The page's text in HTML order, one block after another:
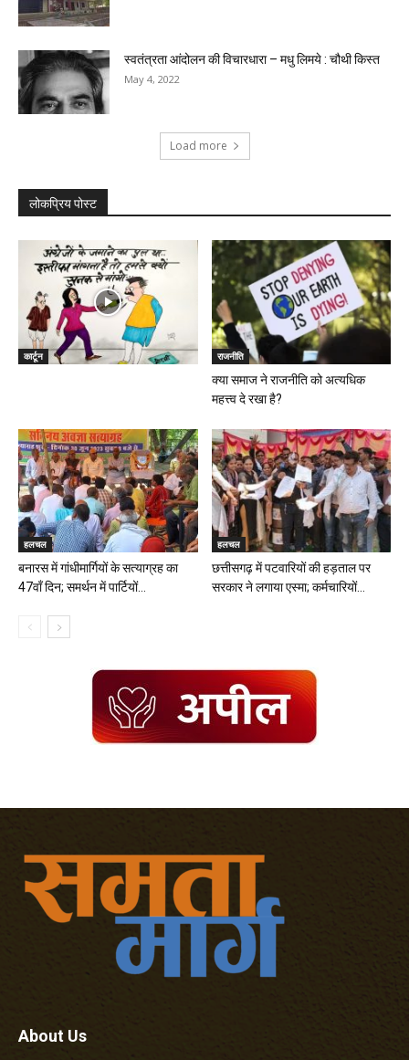
स्वतंत्रता आंदोलन की विचारधारा – मधु लिमये : चौथी किस्त
May 4, 2022
Load more
लोकप्रिय पोस्ट
कार्टून राजनीति
क्या समाज ने राजनीति को अत्यधिक
महत्त्व दे रखा है?
हलचल
बनारस में गांधीमार्गियों के सत्याग्रह का
47वॉं दिन; समर्थन में पार्टियों...
हलचल
छत्तीसगढ़ में पटवारियों की हड़ताल पर
सरकार ने लगाया एस्मा; कर्मचारियों...
About Us